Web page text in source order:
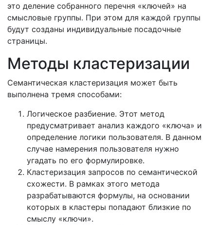
это деление собранного перечня «ключей» на
смысловые группы. При этом для каждой группы
будут созданы индивидуальные посадочные
страницы.
Методы кластеризации
Семантическая кластеризация может быть
выполнена тремя способами:
Логическое разбиение. Этот метод
предусматривает анализ каждого «ключа» и
определение логики пользователя. В данном
случае намерения пользователя нужно
угадать по его формулировке.
Кластеризация запросов по семантической
схожести. В рамках этого метода
разрабатываются формулы, на основании
которых в кластеры попадают близкие по
смыслу «ключи».